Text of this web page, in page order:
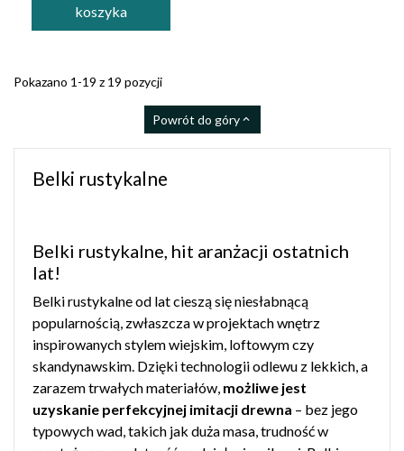
koszyka
Pokazano 1-19 z 19 pozycji
Powrót do góry
Belki rustykalne
Belki rustykalne, hit aranżacji ostatnich
lat!
Belki rustykalne od lat cieszą się niesłabnącą
popularnością, zwłaszcza w projektach wnętrz
inspirowanych stylem wiejskim, loftowym czy
skandynawskim. Dzięki technologii odlewu z lekkich, a
zarazem trwałych materiałów, możliwe jest
uzyskanie perfekcyjnej imitacji drewna – bez jego
typowych wad, takich jak duża masa, trudność w